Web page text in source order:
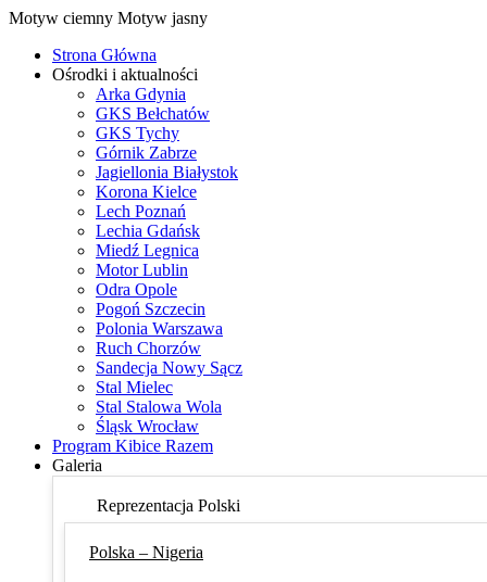
Motyw ciemny Motyw jasny
Strona Główna
Ośrodki i aktualności
Arka Gdynia
GKS Bełchatów
GKS Tychy
Górnik Zabrze
Jagiellonia Białystok
Korona Kielce
Lech Poznań
Lechia Gdańsk
Miedź Legnica
Motor Lublin
Odra Opole
Pogoń Szczecin
Polonia Warszawa
Ruch Chorzów
Sandecja Nowy Sącz
Stal Mielec
Stal Stalowa Wola
Śląsk Wrocław
Program Kibice Razem
Galeria
Reprezentacja Polski
Polska – Nigeria